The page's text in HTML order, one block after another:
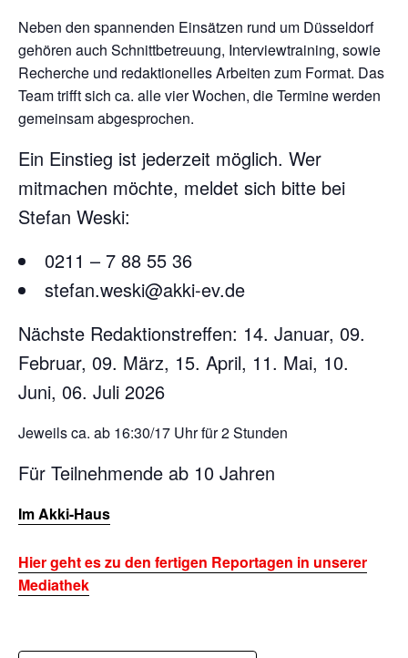
Neben den spannenden Einsätzen rund um Düsseldorf
gehören auch Schnittbetreuung, Interviewtraining, sowie
Recherche und redaktionelles Arbeiten zum Format. Das
Team trifft sich ca. alle vier Wochen, die Termine werden
gemeinsam abgesprochen.
Ein Einstieg ist jederzeit möglich. Wer
mitmachen möchte, meldet sich bitte bei
Stefan Weski:
0211 – 7 88 55 36
stefan.weski@akki-ev.de
Nächste Redaktionstreffen: 14. Januar, 09.
Februar, 09. März, 15. April, 11. Mai, 10.
Juni, 06. Juli 2026
Jeweils ca. ab 16:30/17 Uhr für 2 Stunden
Für Teilnehmende ab 10 Jahren
Im Akki-Haus
Hier geht es zu den fertigen Reportagen in unserer
Mediathek